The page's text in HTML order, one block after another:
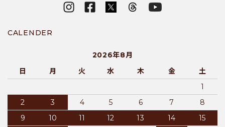
CALENDER
2026年8月
日
月 火 水 木 金
土
1
2
3 4 5 6 7
8
9
10 11 12 13 14
15